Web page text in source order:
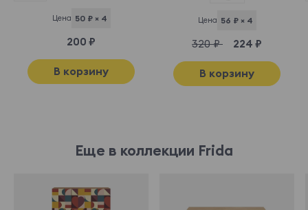
Цена 50 ₽ × 4
200 ₽
В корзину
Цена 56 ₽ × 4
320 ₽ 224 ₽
В корзину
Еще в коллекции Frida